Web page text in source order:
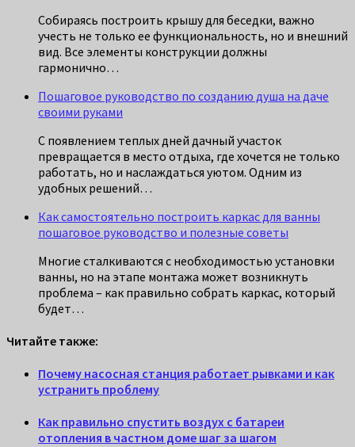
Собираясь построить крышу для беседки, важно
учесть не только ее функциональность, но и внешний
вид. Все элементы конструкции должны
гармонично…
Пошаговое руководство по созданию душа на даче
своими руками
С появлением теплых дней дачный участок
превращается в место отдыха, где хочется не только
работать, но и наслаждаться уютом. Одним из
удобных решений…
Как самостоятельно построить каркас для ванны
пошаговое руководство и полезные советы
Многие сталкиваются с необходимостью установки
ванны, но на этапе монтажа может возникнуть
проблема – как правильно собрать каркас, который
будет…
Читайте также:
Почему насосная станция работает рывками и как
устранить проблему
Как правильно спустить воздух с батареи
отопления в частном доме шаг за шагом